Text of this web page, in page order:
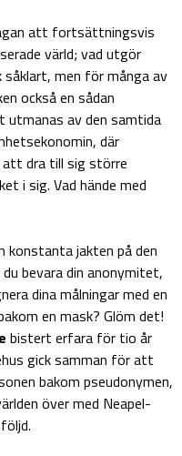
att fortsättningsvis
värld; vad utgör
men för många av
också en sådan
utmanas av den samtida
där
att dra till sig större
i sig. Vad hände med
konstanta jakten på den
bevara din anonymitet,
dina målningar med en
en mask? Glöm det!
bistert erfara för tio år
gick samman för att
bakom pseudonymen,
över med Neapel-